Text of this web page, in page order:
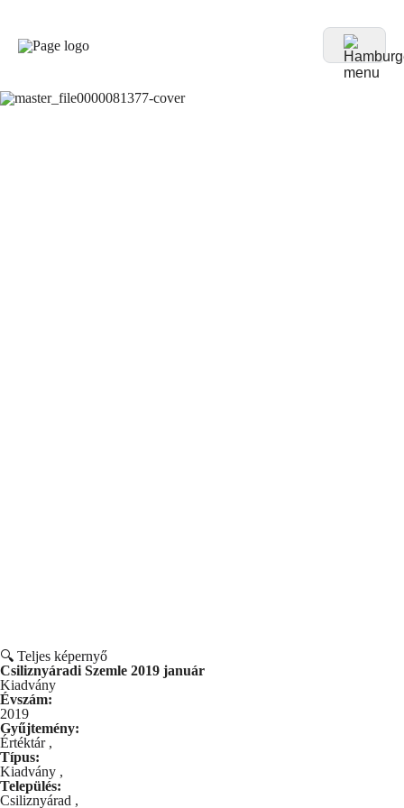
🔍 Teljes képernyő
Csiliznyáradi Szemle 2019 január
Kiadvány
Évszám:
2019
Gyűjtemény:
Értéktár ,
Típus:
Kiadvány ,
Település:
Csiliznyárad ,